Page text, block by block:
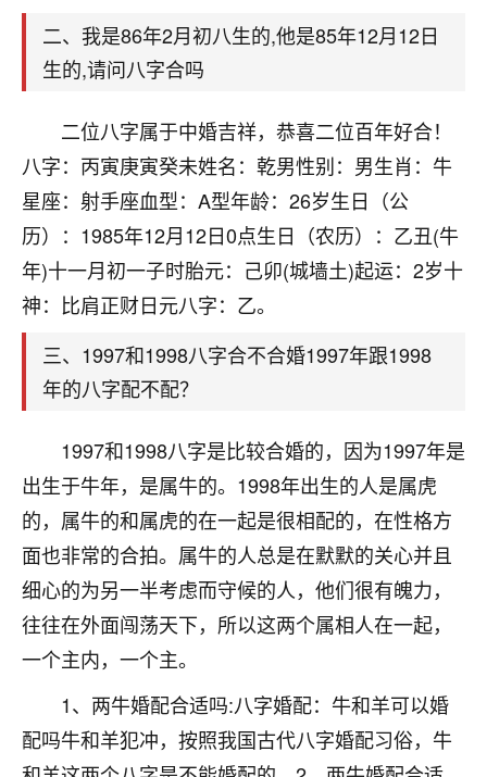
二、我是86年2月初八生的,他是85年12月12日
生的,请问八字合吗
二位八字属于中婚吉祥，恭喜二位百年好合！
八字：丙寅庚寅癸未姓名：乾男性别：男生肖：牛
星座：射手座血型：A型年龄：26岁生日（公
历）：1985年12月12日0点生日（农历）：乙丑(牛
年)十一月初一子时胎元：己卯(城墙土)起运：2岁十
神：比肩正财日元八字：乙。
三、1997和1998八字合不合婚1997年跟1998
年的八字配不配？
1997和1998八字是比较合婚的，因为1997年是
出生于牛年，是属牛的。1998年出生的人是属虎
的，属牛的和属虎的在一起是很相配的，在性格方
面也非常的合拍。属牛的人总是在默默的关心并且
细心的为另一半考虑而守候的人，他们很有魄力，
往往在外面闯荡天下，所以这两个属相人在一起，
一个主内，一个主。
1、两牛婚配合适吗:八字婚配：牛和羊可以婚
配吗牛和羊犯冲，按照我国古代八字婚配习俗，牛
平安是福：我也是每年找老师化太岁，看年
卦，认识老师3年了，都是缘分啊！
心若莲花
我是做餐饮的，这两年，生意屡屡受挫，店开一家关
一家，要么生意不好，生意好的就出事。前些年攒的
家底快败光了，真是倒霉！我也想找人看看到底怎么
回事？
鹿森：你可以找老师看看，人有时不服命不行
太阳当空赵：我也做餐饮的，生意不算大，但
是我从找店开始都是找慧来老师跟进的，选
大环境不好，但是我家生意还可以，前几天又
刚找老师做了补财库，希望财运更好一点！
2小时前 来自海南
梦醒时分
我女儿高二叛逆，大半年不上学，一说她就要死要活
的，把我们两口子愁的不行，朋友给我推荐的慧来老
师，一开始我是病急乱投医，这半年来，法事一个个
做完，我女儿跟变了个人一样，不期望她能考多好的
大学，只要能安安稳稳的把书读了，身体心理都健健
康康的我就很知足了！
鹿森：可怜天下父母心啊！